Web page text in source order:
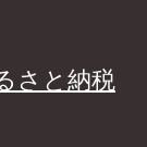
さと納税